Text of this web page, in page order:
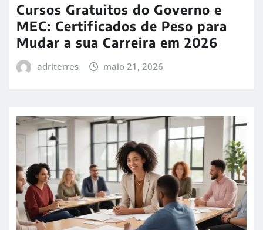
Cursos Gratuitos do Governo e
MEC: Certificados de Peso para
Mudar a sua Carreira em 2026
adriterres maio 21, 2026